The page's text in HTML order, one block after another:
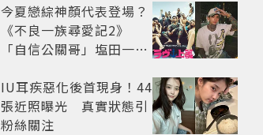
今夏戀綜神顏代表登場？
《不良一族尋愛記2》
「自信公關哥」塩田一馬
老闆
IU耳疾惡化後首現身！44
張近照曝光 真實狀態引
粉絲關注